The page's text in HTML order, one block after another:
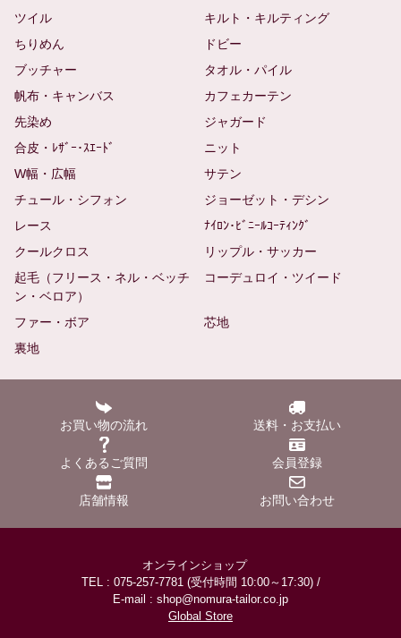
ツイル
キルト・キルティング
ちりめん
ドビー
ブッチャー
タオル・パイル
帆布・キャンバス
カフェカーテン
先染め
ジャガード
合皮・ﾚｻﾞｰ･ｽｴｰﾄﾞ
ニット
W幅・広幅
サテン
チュール・シフォン
ジョーゼット・デシン
レース
ﾅｲﾛﾝ･ﾋﾞﾆｰﾙｺｰﾃｨﾝｸﾞ
クールクロス
リップル・サッカー
起毛（フリース・ネル・ベッチ
ン・ベロア）
コーデュロイ・ツイード
ファー・ボア
芯地
裏地
お買い物の流れ 送料・お支払い
よくあるご質問 会員登録
店舗情報 お問い合わせ
オンラインショップ
TEL : 075-257-7781 (受付時間 10:00～17:30) /
E-mail : shop@nomura-tailor.co.jp
Global Store